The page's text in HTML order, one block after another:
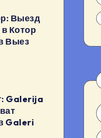
Выезд
Котор
Выез
Galerija
Galeri